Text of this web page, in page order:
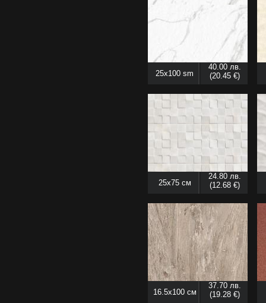
25x100 sm
40.00 лв.
(20.45 €)
25x75 см
24.80 лв.
(12.68 €)
16.5x100 см
37.70 лв.
(19.28 €)